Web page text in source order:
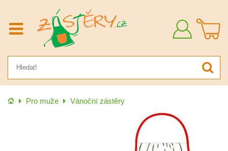
Přihlásit
Úvod Pro muže Vánoční zástěry